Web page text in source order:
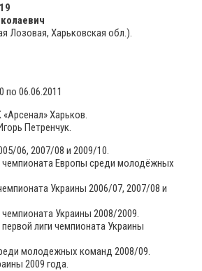
19
Лозовая, Харьковская обл.).
по 06.06.2011
Харьков.
Петренчук.
06, 2007/08 и 2009/10.
Европы среди молодёжных
Украины 2006/07, 2007/08 и
Украины 2008/2009.
лиги чемпионата Украины
молодежных команд 2008/09.
2009 года.